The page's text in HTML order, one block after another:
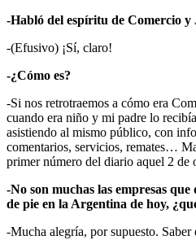
-Habló del espíritu de Comercio y
-(Efusivo) ¡Sí, claro!
-¿Cómo es?
-Si nos retrotraemos a cómo era
cuando era niño y mi padre lo
asistiendo al mismo público, con
comentarios, servicios, remates…
primer número del diario aquel 2 de
-No son muchas las empresas
de pie en la Argentina de hoy,
-Mucha alegría, por supuesto. Saber